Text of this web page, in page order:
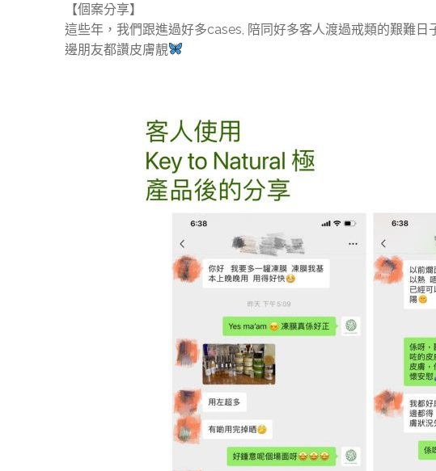
【個案分享】
這些年，我們跟進過好多cases, 陪同好多客人渡過戒類的艱難
邊朋友都讚皮膚靚